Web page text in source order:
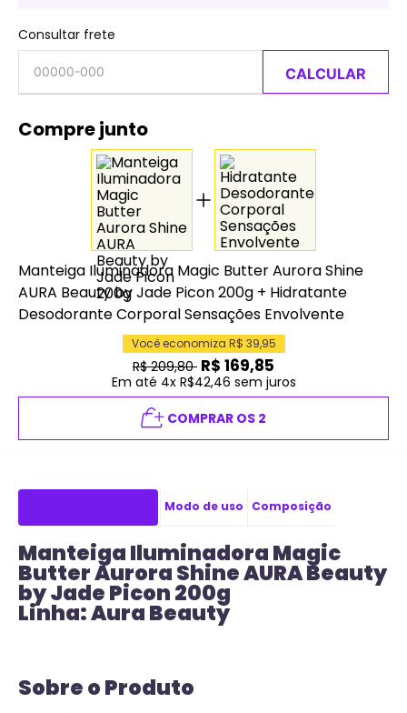
Consultar frete
CALCULAR
Compre junto
Manteiga Iluminadora Magic Butter Aurora Shine
AURA Beauty by Jade Picon 200g + Hidratante
Desodorante Corporal Sensações Envolvente
Você economiza R$ 39,95
R$209,80 R$ 169,85
Em até 4x R$42,46 sem juros
COMPRAR OS 2
Modo de uso Composição
Manteiga Iluminadora Magic
Butter Aurora Shine AURA Beauty
by Jade Picon 200g
Linha: Aura Beauty
Sobre o Produto